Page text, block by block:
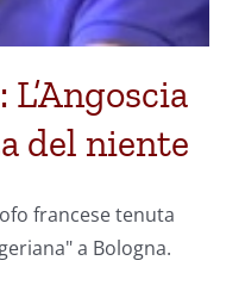
del niente
francese tenuta
a Bologna.